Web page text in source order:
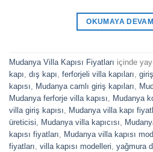
OKUMAYA
Mudanya Villa Kapısı Fiyatları içinde
kapı, dış kapı, ferforjeli villa kapıları,
kapısı, Mudanya camlı giriş kapıları,
Mudanya ferforje villa kapısı, Mudanya
villa giriş kapısı, Mudanya villa kapı
üreticisi, Mudanya villa kapıcısı,
kapısı fiyatları, Mudanya villa kapısı
fiyatları, villa kapısı modelleri, yağmura